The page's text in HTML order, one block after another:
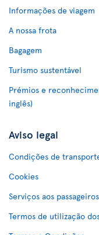
Informações de viagem
A nossa frota
Bagagem
Turismo sustentável
Prémios e
inglês)
Aviso legal
Condições de
Cookies
Serviços aos passageiros
Termos de utilização